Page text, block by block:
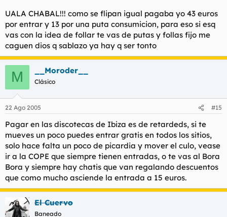
UALA CHABAL!!! como se flipan igual pagaba yo 43 euros
por entrar y 13 por una puta consumicion, para eso si esq
vas con la idea de follar te vas de putas y follas fijo me
caguen dios q sablazo ya hay q ser tonto
M __Moroder__
Clásico
22 Ago 2005 #15
Pagar en las discotecas de Ibiza es de retardeds, si te
mueves un poco puedes entrar gratis en todos los sitios,
solo hace falta un poco de picardia y mover el culo, vease
ir a la COPE que siempre tienen entradas, o te vas al Bora
Bora y siempre hay chatis que van regalando descuentos
que como mucho asciende la entrada a 15 euros.
El Cuervo
Baneado